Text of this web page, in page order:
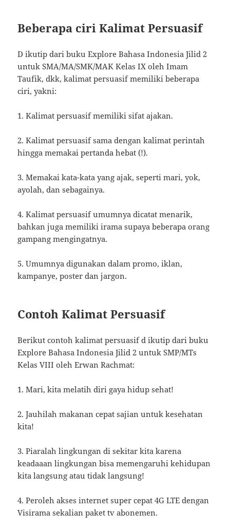
Beberapa ciri Kalimat Persuasif
D ikutip dari buku Explore Bahasa Indonesia Jilid 2
untuk SMA/MA/SMK/MAK Kelas IX oleh Imam
Taufik, dkk, kalimat persuasif memiliki beberapa
ciri, yakni:
1. Kalimat persuasif memiliki sifat ajakan.
2. Kalimat persuasif sama dengan kalimat perintah
hingga memakai pertanda hebat (!).
3. Memakai kata-kata yang ajak, seperti mari, yok,
ayolah, dan sebagainya.
4. Kalimat persuasif umumnya dicatat menarik,
bahkan juga memiliki irama supaya beberapa orang
gampang mengingatnya.
5. Umumnya digunakan dalam promo, iklan,
kampanye, poster dan jargon.
Contoh Kalimat Persuasif
Berikut contoh kalimat persuasif d ikutip dari buku
Explore Bahasa Indonesia Jilid 2 untuk SMP/MTs
Kelas VIII oleh Erwan Rachmat:
1. Mari, kita melatih diri gaya hidup sehat!
2. Jauhilah makanan cepat sajian untuk kesehatan
kita!
3. Piaralah lingkungan di sekitar kita karena
keadaaan lingkungan bisa memengaruhi kehidupan
kita langsung atau tidak langsung!
4. Peroleh akses internet super cepat 4G LTE dengan
Visirama sekalian paket tv abonemen.